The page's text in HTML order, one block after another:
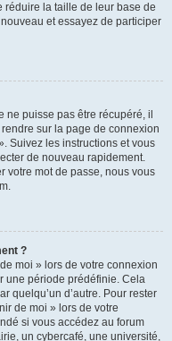
réduire la taille de leur base de
et essayez de participer
ne puisse pas être récupéré, il
sur la page de connexion
Suivez les instructions et vous
de nouveau rapidement.
votre mot de passe, nous vous
?
moi » lors de votre connexion
une période prédéfinie. Cela
quelqu’un d’autre. Pour rester
de moi » lors de votre
si vous accédez au forum
un cybercafé, une université,